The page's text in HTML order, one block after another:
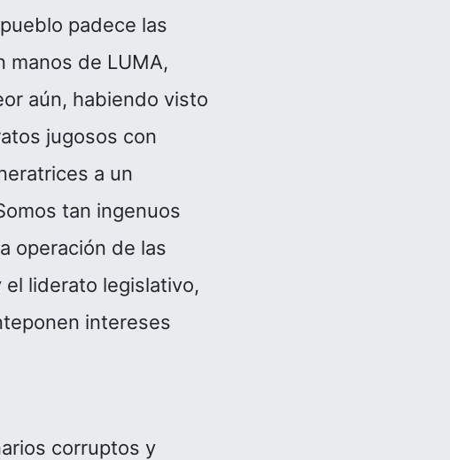
padece las
manos de LUMA,
aún, habiendo visto
jugosos con
a un
tan ingenuos
operación de las
liderato legislativo,
intereses
corruptos y